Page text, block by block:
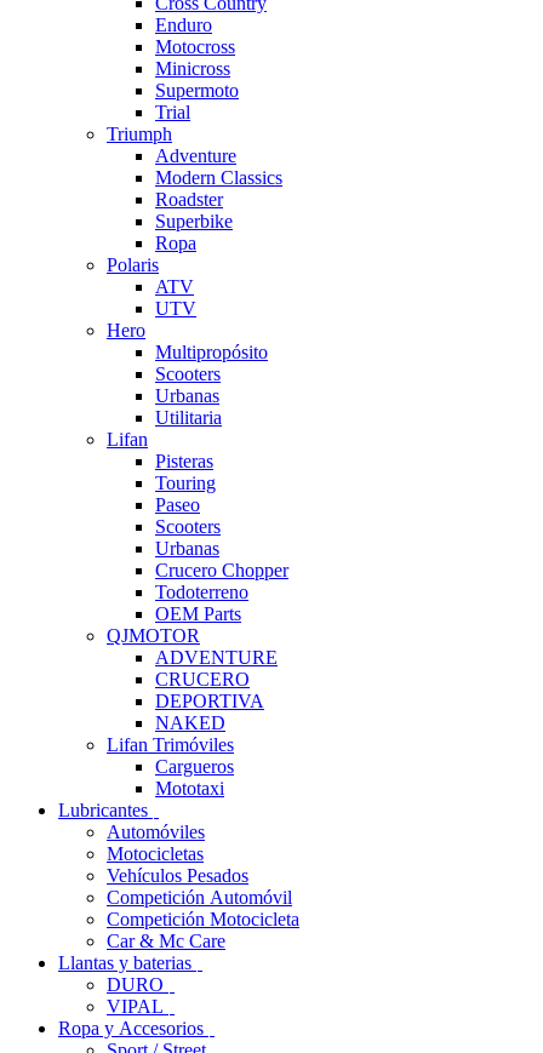
Enduro
Motocross
Minicross
Supermoto
Trial
Triumph
Adventure
Modern Classics
Roadster
Superbike
Ropa
Polaris
ATV
UTV
Hero
Multipropósito
Scooters
Urbanas
Utilitaria
Lifan
Pisteras
Touring
Paseo
Scooters
Urbanas
Crucero Chopper
Todoterreno
OEM Parts
QJMOTOR
ADVENTURE
CRUCERO
DEPORTIVA
NAKED
Lifan Trimóviles
Cargueros
Mototaxi
Lubricantes
Automóviles
Motocicletas
Vehículos Pesados
Competición Automóvil
Competición Motocicleta
Car & Mc Care
Llantas y baterias
DURO
VIPAL
Ropa y Accesorios